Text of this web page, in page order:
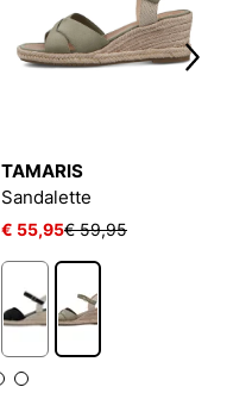
TAMARIS
Sandalette
€ 55,95€ 59,95